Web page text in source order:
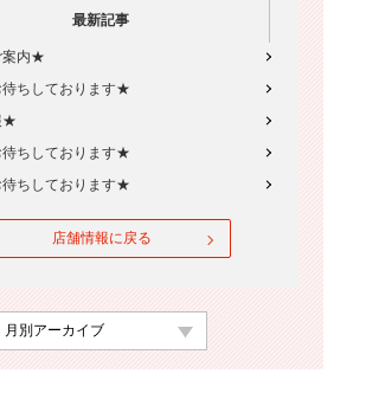
最新記事
案内★
ちしております★
★
ちしております★
ちしております★
店舗情報に戻る